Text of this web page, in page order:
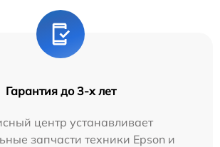
Гарантия до 3-х лет
центр устанавливает
запчасти техники Epson и